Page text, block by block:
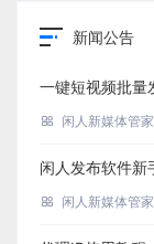
新闻公告
一键短视频批量
闲人新媒体管家
闲人发布软件新
闲人新媒体管家